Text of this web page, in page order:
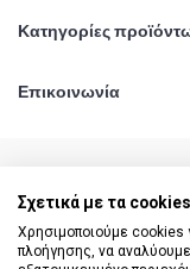
Κατηγορίες
Επικοινωνία
© 2020 -
Σχετικά με τα cookies
Χρησιμοποιούμε cookies
πλοήγησης, να